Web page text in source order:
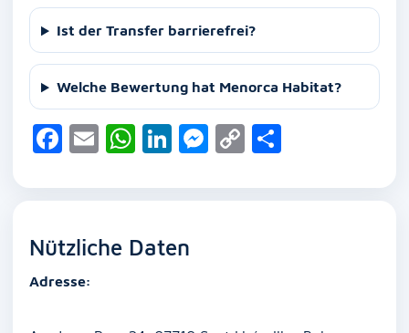
Ist der Transfer barrierefrei?
Welche Bewertung hat Menorca Habitat?
F
c
b
o
E
ai
W
at
A
Li
k
dI
M
ss
C
p le
Nützliche Daten
Adresse: